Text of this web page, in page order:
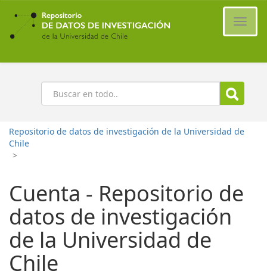
Ir
contenido
principal
Buscar
Repositorio de datos de investigación de la Universidad de
Chile
>
Cuenta - Repositorio de
datos de investigación
de la Universidad de
Chile